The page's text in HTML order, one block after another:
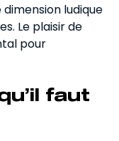
ludique
Le plaisir de
pour
faut